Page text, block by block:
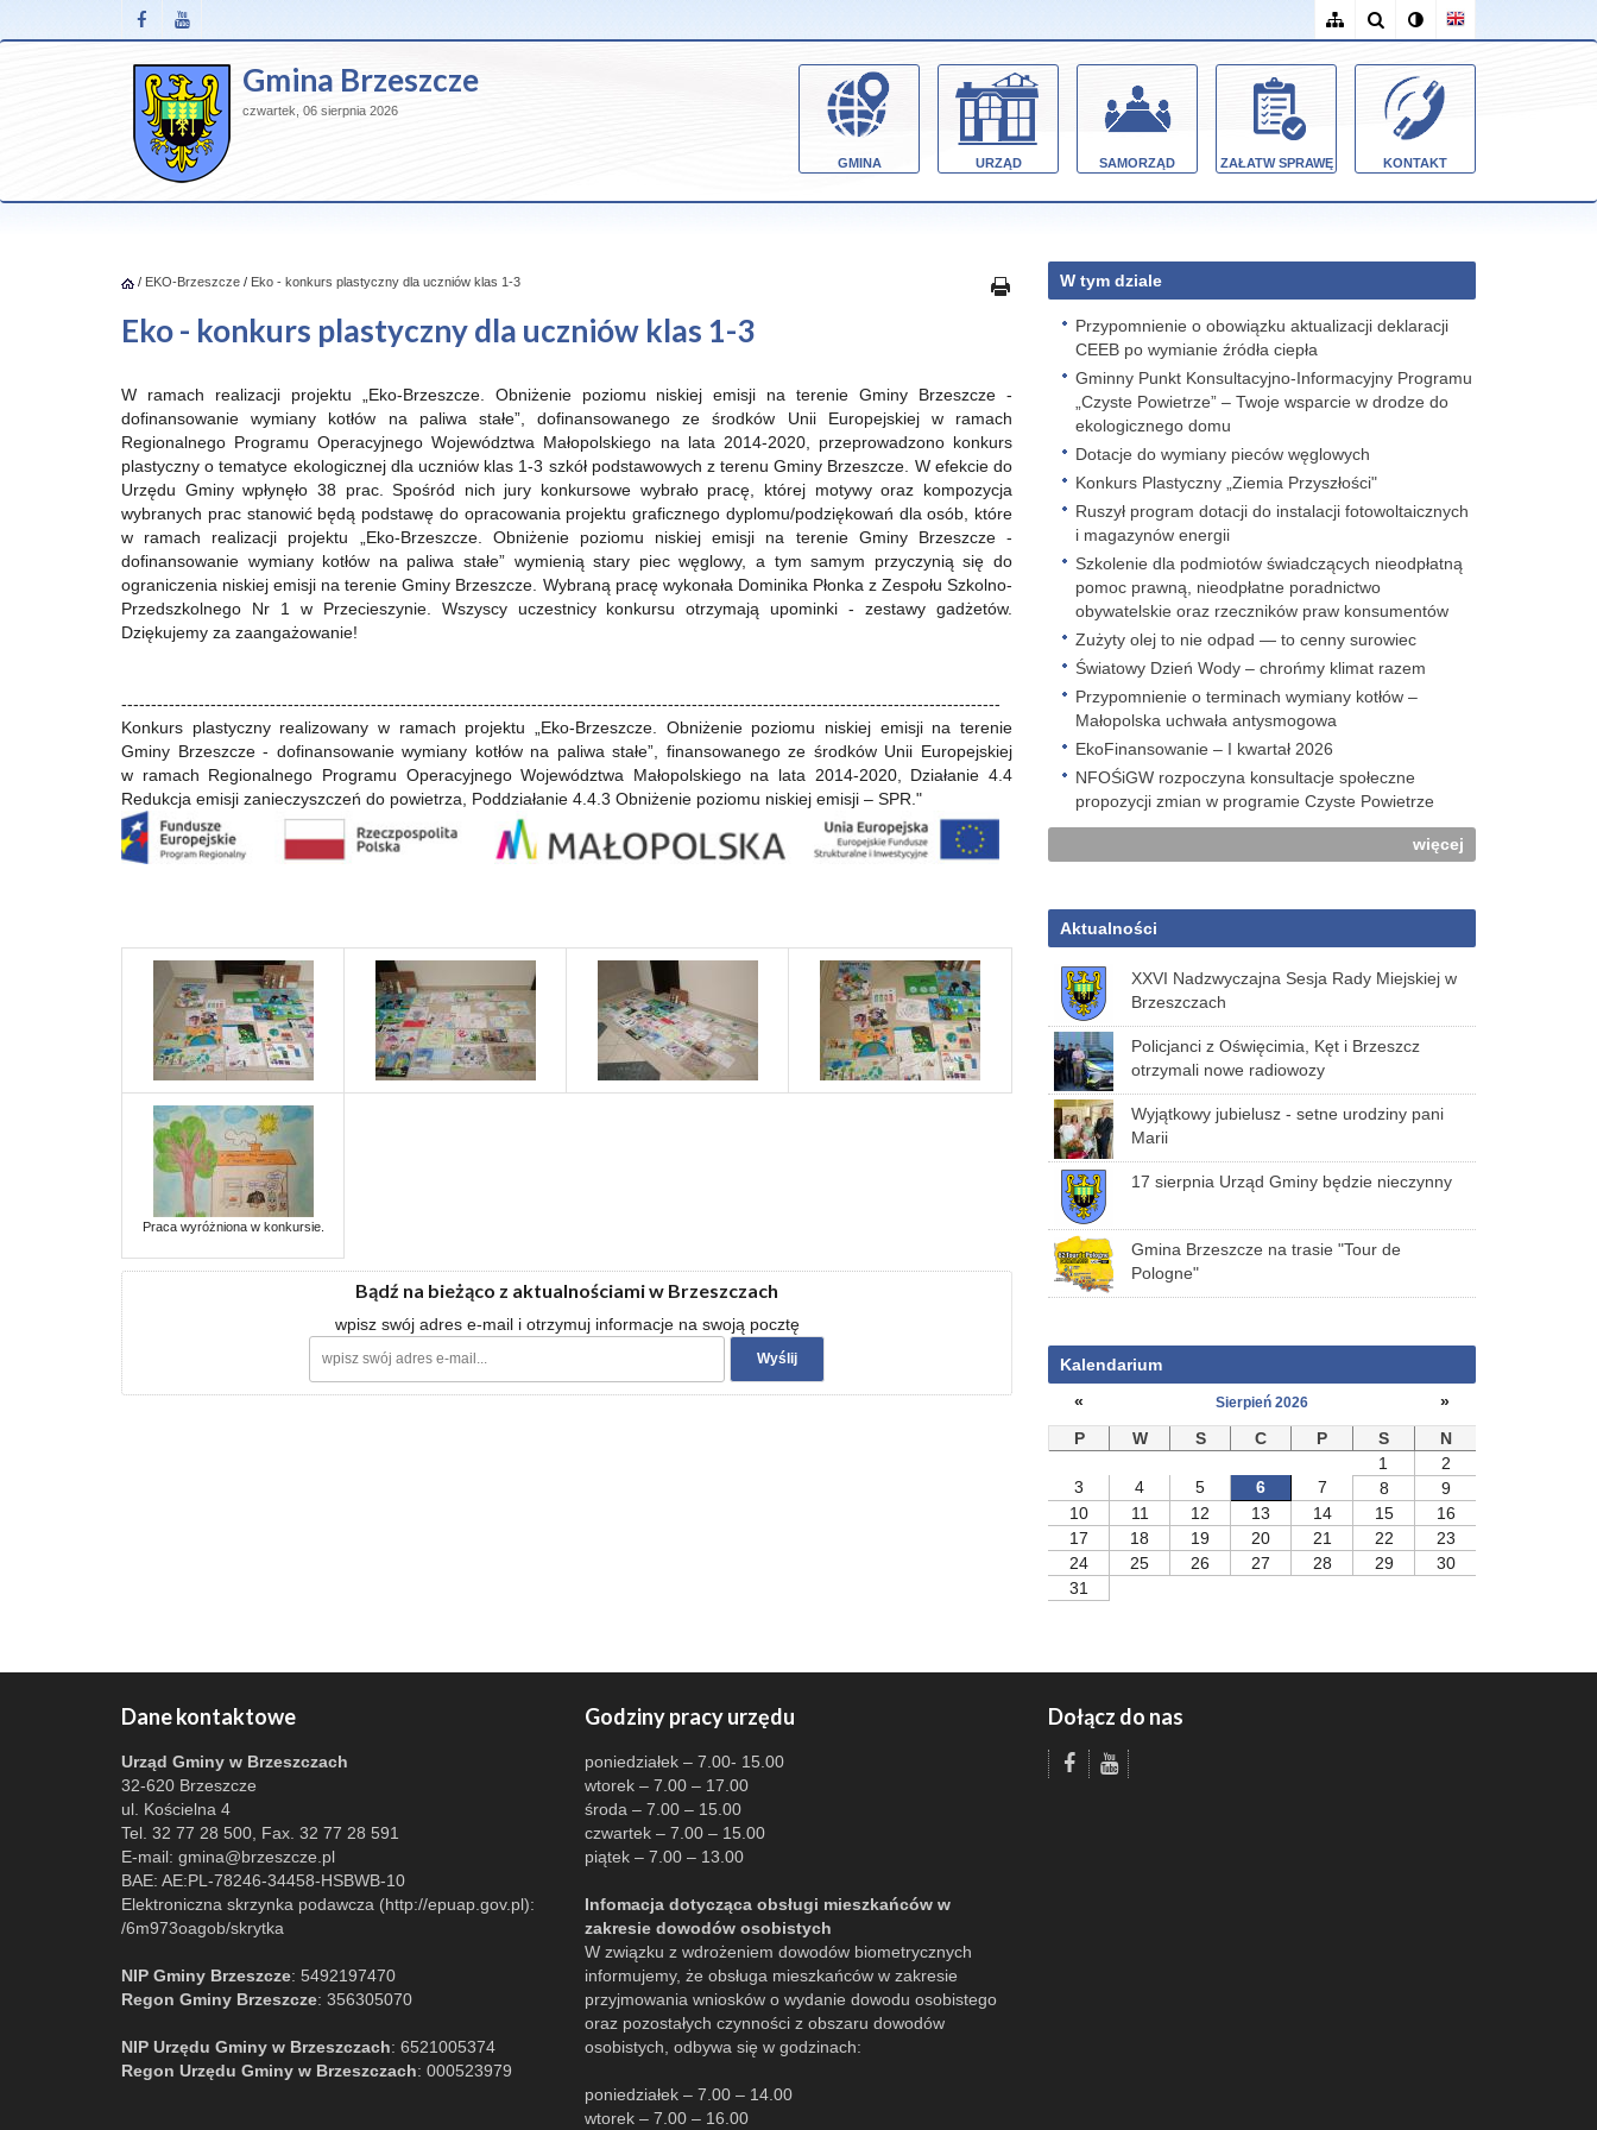
Gmina Brzeszcze
czwartek, 06 sierpnia 2026
GMINA URZĄD SAMORZĄD ZAŁATW SPRAWĘ KONTAKT
/ EKO-Brzeszcze / Eko - konkurs plastyczny dla uczniów klas 1-3
Eko - konkurs plastyczny dla uczniów klas 1-3
W ramach realizacji projektu „Eko-Brzeszcze. Obniżenie poziomu niskiej emisji na terenie Gminy Brzeszcze -
dofinansowanie wymiany kotłów na paliwa stałe”, dofinansowanego ze środków Unii Europejskiej w ramach
Regionalnego Programu Operacyjnego Województwa Małopolskiego na lata 2014-2020, przeprowadzono konkurs
plastyczny o tematyce ekologicznej dla uczniów klas 1-3 szkół podstawowych z terenu Gminy Brzeszcze. W efekcie do
Urzędu Gminy wpłynęło 38 prac. Spośród nich jury konkursowe wybrało pracę, której motywy oraz kompozycja
wybranych prac stanowić będą podstawę do opracowania projektu graficznego dyplomu/podziękowań dla osób, które
w ramach realizacji projektu „Eko-Brzeszcze. Obniżenie poziomu niskiej emisji na terenie Gminy Brzeszcze -
dofinansowanie wymiany kotłów na paliwa stałe” wymienią stary piec węglowy, a tym samym przyczynią się do
ograniczenia niskiej emisji na terenie Gminy Brzeszcze. Wybraną pracę wykonała Dominika Płonka z Zespołu Szkolno-
Przedszkolnego Nr 1 w Przecieszynie. Wszyscy uczestnicy konkursu otrzymają upominki - zestawy gadżetów.
Dziękujemy za zaangażowanie!
----------------------------------------------------------------------------------------------------------------------------------------------------
Konkurs plastyczny realizowany w ramach projektu „Eko-Brzeszcze. Obniżenie poziomu niskiej emisji na terenie
Gminy Brzeszcze - dofinansowanie wymiany kotłów na paliwa stałe”, finansowanego ze środków Unii Europejskiej
w ramach Regionalnego Programu Operacyjnego Województwa Małopolskiego na lata 2014-2020, Działanie 4.4
Redukcja emisji zanieczyszczeń do powietrza, Poddziałanie 4.4.3 Obniżenie poziomu niskiej emisji – SPR."
Praca wyróżniona w konkursie.
Bądź na bieżąco z aktualnościami w Brzeszczach
wpisz swój adres e-mail i otrzymuj informacje na swoją pocztę
W tym dziale
Przypomnienie o obowiązku aktualizacji deklaracji
CEEB po wymianie źródła ciepła
Gminny Punkt Konsultacyjno-Informacyjny Programu
„Czyste Powietrze” – Twoje wsparcie w drodze do
ekologicznego domu
Dotacje do wymiany pieców węglowych
Konkurs Plastyczny „Ziemia Przyszłości"
Ruszył program dotacji do instalacji fotowoltaicznych
i magazynów energii
Szkolenie dla podmiotów świadczących nieodpłatną
pomoc prawną, nieodpłatne poradnictwo
obywatelskie oraz rzeczników praw konsumentów
Zużyty olej to nie odpad — to cenny surowiec
Światowy Dzień Wody – chrońmy klimat razem
Przypomnienie o terminach wymiany kotłów –
Małopolska uchwała antysmogowa
EkoFinansowanie – I kwartał 2026
NFOŚiGW rozpoczyna konsultacje społeczne
propozycji zmian w programie Czyste Powietrze
więcej
Aktualności
XXVI Nadzwyczajna Sesja Rady Miejskiej w
Brzeszczach
Policjanci z Oświęcimia, Kęt i Brzeszcz
otrzymali nowe radiowozy
Wyjątkowy jubielusz - setne urodziny pani
Marii
17 sierpnia Urząd Gminy będzie nieczynny
Gmina Brzeszcze na trasie "Tour de
Pologne"
Kalendarium
«
Sierpień 2026
»
P
W S C P S
N
1
2
3
4 5 6 7 8
9
10
11 12 13 14 15
16
17
18 19 20 21 22
23
24
25 26 27 28 29
30
31
Dane kontaktowe
Urząd Gminy w Brzeszczach
32-620 Brzeszcze
ul. Kościelna 4
Tel. 32 77 28 500, Fax. 32 77 28 591
E-mail: gmina@brzeszcze.pl
BAE: AE:PL-78246-34458-HSBWB-10
Elektroniczna skrzynka podawcza (http://epuap.gov.pl):
/6m973oagob/skrytka
NIP Gminy Brzeszcze: 5492197470
Regon Gminy Brzeszcze: 356305070
NIP Urzędu Gminy w Brzeszczach: 6521005374
Regon Urzędu Gminy w Brzeszczach: 000523979
Godziny pracy urzędu
poniedziałek – 7.00- 15.00
wtorek – 7.00 – 17.00
środa – 7.00 – 15.00
czwartek – 7.00 – 15.00
piątek – 7.00 – 13.00
Infomacja dotycząca obsługi mieszkańców w
zakresie dowodów osobistych
W związku z wdrożeniem dowodów biometrycznych
informujemy, że obsługa mieszkańców w zakresie
przyjmowania wniosków o wydanie dowodu osobistego
oraz pozostałych czynności z obszaru dowodów
osobistych, odbywa się w godzinach:
poniedziałek – 7.00 – 14.00
wtorek – 7.00 – 16.00
Dołącz do nas